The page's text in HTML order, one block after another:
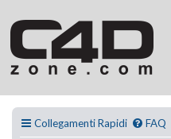
Collegamenti Rapidi FAQ